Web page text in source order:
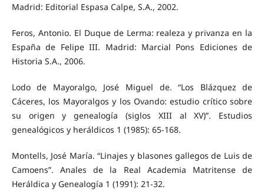
Madrid: Editorial Espasa Calpe, S.A., 2002.
Feros, Antonio. El Duque de Lerma: realeza y privanza en la
España de Felipe III. Madrid: Marcial Pons Ediciones de
Historia S.A., 2006.
Lodo de Mayoralgo, José Miguel de. “Los Blázquez de
Cáceres, los Mayoralgos y los Ovando: estudio crítico sobre
su origen y genealogía (siglos XIII al XV)”. Estudios
genealógicos y heráldicos 1 (1985): 65-168.
Montells, José María. “Linajes y blasones gallegos de Luis de
Camoens”. Anales de la Real Academia Matritense de
Heráldica y Genealogía 1 (1991): 21-32.